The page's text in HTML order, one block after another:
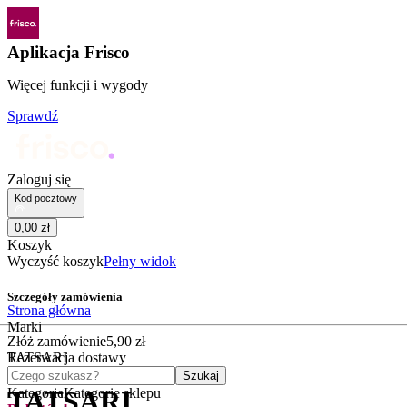
Aplikacja Frisco
Więcej funkcji i wygody
Sprawdź
Zaloguj się
Kod pocztowy
0,00 zł
Koszyk
Wyczyść koszykPełny widok
Szczegóły zamówienia
Złóż zamówienie5,90 zł
Rezerwacja dostawy
Czego szukasz?
Szukaj
KategorieKategorie sklepu
Strona główna
Marki
TATSARI